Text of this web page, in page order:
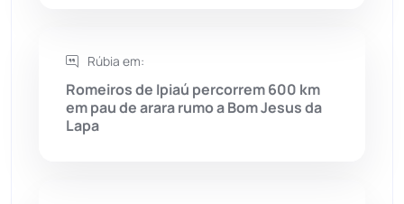
Sítio do Mato
Sudoeste Baiano
Rúbia em:
Romeiros de Ipiaú percorrem 600 km
em pau de arara rumo a Bom Jesus da
Lapa